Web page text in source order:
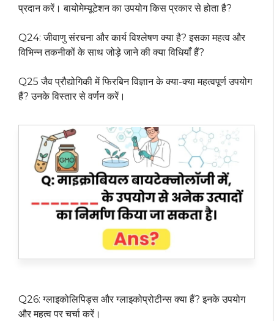
प्रदान करें। बायोमेम्यूटेशन का उपयोग किस प्रकार से होता है?
Q24: जीवाणु संरचना और कार्य विश्लेषण क्या है? इसका महत्व और
विभिन्न तकनीकों के साथ जोड़े जाने की क्या विधियाँ हैं?
Q25 जैव प्रौद्योगिकी में फिरबिन विज्ञान के क्या-क्या महत्वपूर्ण उपयोग
हैं? उनके विस्तार से वर्णन करें।
Q26: ग्लाइकोलिपिड्स और ग्लाइकोप्रोटीन्स क्या हैं? इनके उपयोग
और महत्व पर चर्चा करें।